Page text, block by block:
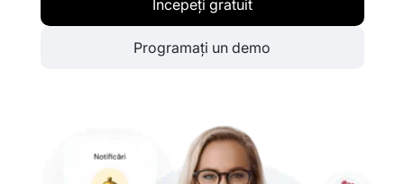
Începeți gratuit
Programați un demo